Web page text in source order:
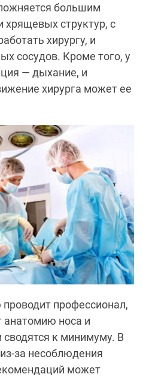
большим
хрящевых структур, с
хирургу, и
сосудов. Кроме того, у
— дыхание, и
хирурга может ее
профессионал,
анатомию носа и
сводятся к минимуму. В
за несоблюдения
может